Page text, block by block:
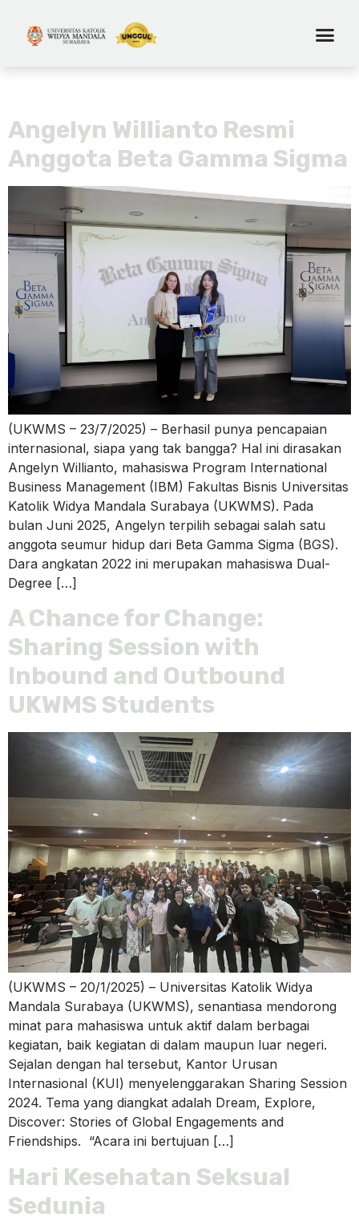
Angelyn Willianto Resmi
Anggota Beta Gamma Sigma
(UKWMS – 23/7/2025) – Berhasil punya pencapaian
internasional, siapa yang tak bangga? Hal ini dirasakan
Angelyn Willianto, mahasiswa Program International
Business Management (IBM) Fakultas Bisnis Universitas
Katolik Widya Mandala Surabaya (UKWMS). Pada
bulan Juni 2025, Angelyn terpilih sebagai salah satu
anggota seumur hidup dari Beta Gamma Sigma (BGS).
Dara angkatan 2022 ini merupakan mahasiswa Dual-
Degree […]
A Chance for Change:
Sharing Session with
Inbound and Outbound
UKWMS Students
(UKWMS – 20/1/2025) – Universitas Katolik Widya
Mandala Surabaya (UKWMS), senantiasa mendorong
minat para mahasiswa untuk aktif dalam berbagai
kegiatan, baik kegiatan di dalam maupun luar negeri.
Sejalan dengan hal tersebut, Kantor Urusan
Internasional (KUI) menyelenggarakan Sharing Session
2024. Tema yang diangkat adalah Dream, Explore,
Discover: Stories of Global Engagements and
Friendships. “Acara ini bertujuan […]
Hari Kesehatan Seksual
Sedunia